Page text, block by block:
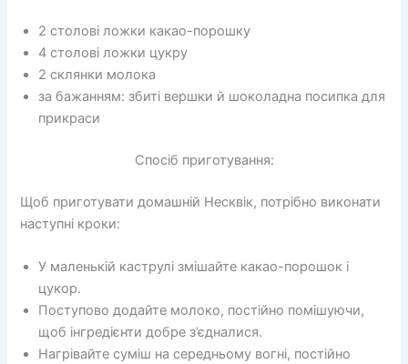
2 столові ложки какао-порошку
4 столові ложки цукру
2 склянки молока
за бажанням: збиті вершки й шоколадна посипка для
прикраси
Спосіб приготування:
Щоб приготувати домашній Несквік, потрібно виконати
наступні кроки:
У маленькій каструлі змішайте какао-порошок і
цукор.
Поступово додайте молоко, постійно помішуючи,
щоб інгредієнти добре з’єдналися.
Нагрівайте суміш на середньому вогні, постійно